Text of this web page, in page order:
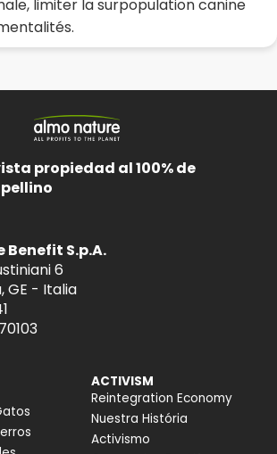
limiter la surpopulation canine
propiedad al 100% de
S.p.A.
6
GE - Italia
ACTIVISM
Reintegration Economy
Nuestra História
Activismo